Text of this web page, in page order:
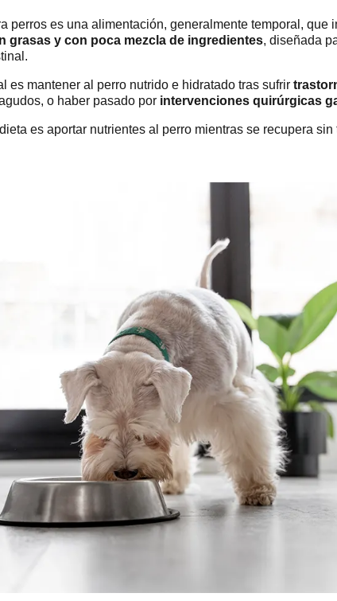
perros es una alimentación, generalmente temporal, que
grasas y con poca mezcla de ingredientes, diseñada
es mantener al perro nutrido e hidratado tras sufrir
o haber pasado por intervenciones quirúrgicas
es aportar nutrientes al perro mientras se recupera